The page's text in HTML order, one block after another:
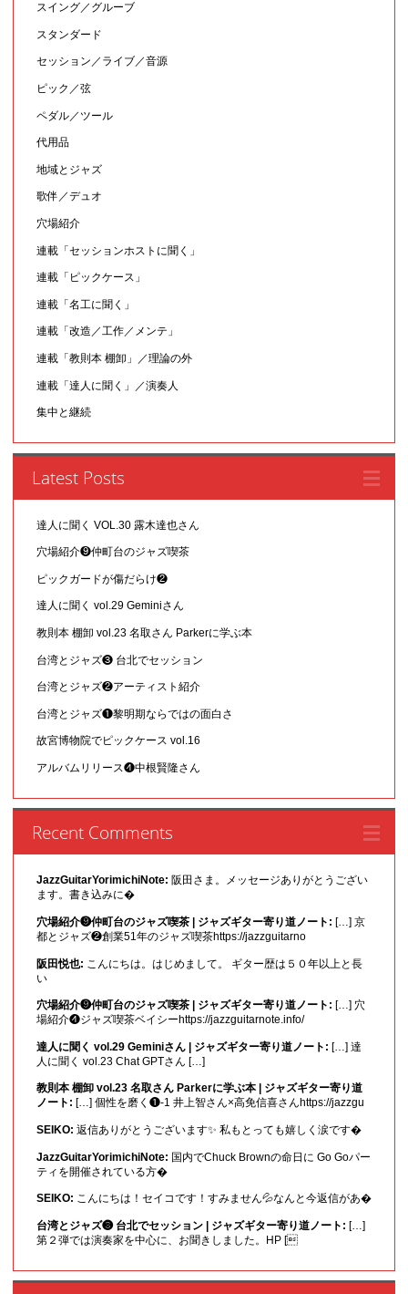
スイング／グルーブ
スタンダード
セッション／ライブ／音源
ピック／弦
ペダル／ツール
代用品
地域とジャズ
歌伴／デュオ
穴場紹介
連載「セッションホストに聞く」
連載「ピックケース」
連載「名工に聞く」
連載「改造／工作／メンテ」
連載「教則本 棚卸」／理論の外
連載「達人に聞く」／演奏人
集中と継続
Latest Posts
達人に聞く VOL.30 露木達也さん
穴場紹介❾仲町台のジャズ喫茶
ピックガードが傷だらけ❷
達人に聞く vol.29 Geminiさん
教則本 棚卸 vol.23 名取さん Parkerに学ぶ本
台湾とジャズ❸ 台北でセッション
台湾とジャズ❷アーティスト紹介
台湾とジャズ❶黎明期ならではの面白さ
故宮博物院でピックケース vol.16
アルバムリリース❹中根賢隆さん
Recent Comments
JazzGuitarYorimichiNote: 阪田さま。メッセージありがとうござい
ます。書き込みに�
穴場紹介❾仲町台のジャズ喫茶 | ジャズギター寄り道ノート: […] 京
都とジャズ❷創業51年のジャズ喫茶https://jazzguitarno
阪田悦也: こんにちは。はじめまして。 ギター歴は５０年以上と長
い
穴場紹介❾仲町台のジャズ喫茶 | ジャズギター寄り道ノート: […] 穴
場紹介❹ジャズ喫茶ベイシーhttps://jazzguitarnote.info/
達人に聞く vol.29 Geminiさん | ジャズギター寄り道ノート: […] 達
人に聞く vol.23 Chat GPTさん […]
教則本 棚卸 vol.23 名取さん Parkerに学ぶ本 | ジャズギター寄り道
ノート: […] 個性を磨く❶-1 井上智さん×高免信喜さんhttps://jazzgu
SEIKO: 返信ありがとうございます✨ 私もとっても嬉しく涙です�
JazzGuitarYorimichiNote: 国内でChuck Brownの命日に Go Goパー
ティを開催されている方�
SEIKO: こんにちは！セイコです！すみません💦なんと今返信があ�
台湾とジャズ❸ 台北でセッション | ジャズギター寄り道ノート: […]
第２弾では演奏家を中心に、お聞きしました。HP [